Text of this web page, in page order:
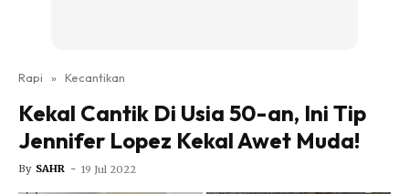
Nutrisi
Video
Fit Rapi
Rapi » Kecantikan
Kekal Cantik Di Usia 50-an, Ini Tip
Jennifer Lopez Kekal Awet Muda!
By SAHR - 19 Jul 2022